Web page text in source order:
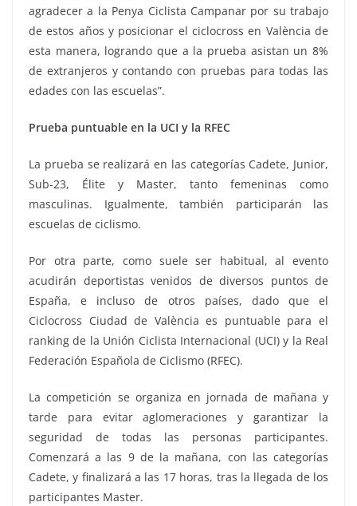
agradecer a la Penya Ciclista Campanar por su trabajo
de estos años y posicionar el ciclocross en València de
esta manera, logrando que a la prueba asistan un 8%
de extranjeros y contando con pruebas para todas las
edades con las escuelas”.
Prueba puntuable en la UCI y la RFEC
La prueba se realizará en las categorías Cadete, Junior,
Sub-23, Élite y Master, tanto femeninas como
masculinas. Igualmente, también participarán las
escuelas de ciclismo.
Por otra parte, como suele ser habitual, al evento
acudirán deportistas venidos de diversos puntos de
España, e incluso de otros países, dado que el
Ciclocross Ciudad de València es puntuable para el
ranking de la Unión Ciclista Internacional (UCI) y la Real
Federación Española de Ciclismo (RFEC).
La competición se organiza en jornada de mañana y
tarde para evitar aglomeraciones y garantizar la
seguridad de todas las personas participantes.
Comenzará a las 9 de la mañana, con las categorías
Cadete, y finalizará a las 17 horas, tras la llegada de los
participantes Master.